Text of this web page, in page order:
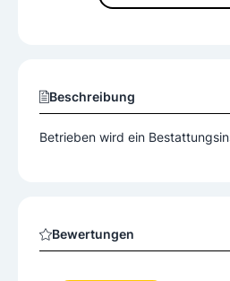
Beschreibung
Betrieben wird ein
Bewertungen